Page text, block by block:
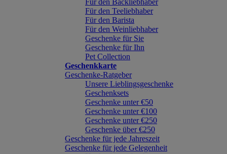
Für den Backliebhaber
Für den Teeliebhaber
Für den Barista
Für den Weinliebhaber
Geschenke für Sie
Geschenke für Ihn
Pet Collection
Geschenkkarte
Geschenke-Ratgeber
Unsere Lieblingsgeschenke
Geschenksets
Geschenke unter €50
Geschenke unter €100
Geschenke unter €250
Geschenke über €250
Geschenke für jede Jahreszeit
Geschenke für jede Gelegenheit